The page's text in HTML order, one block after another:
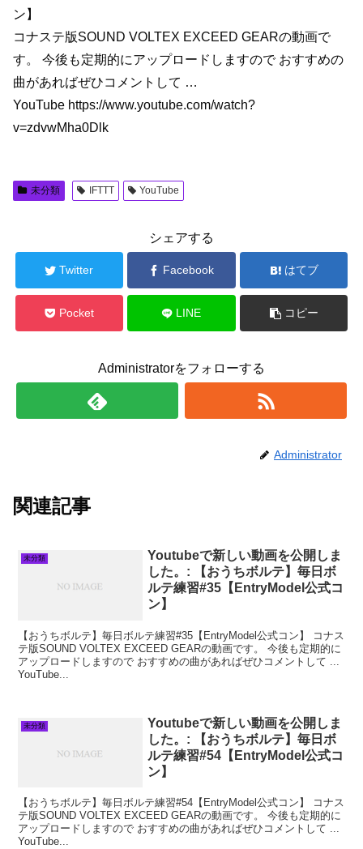
ン】
コナステ版SOUND VOLTEX EXCEED GEARの動画で
す。 今後も定期的にアップロードしますので おすすめの
曲があればぜひコメントして …
YouTube https://www.youtube.com/watch?
v=zdvwMha0Dlk
未分類 IFTTT YouTube
シェアする
Twitter Facebook はてブ
Pocket LINE コピー
Administratorをフォローする
Administrator
関連記事
未分類
Youtubeで新しい動画を公開しま
した。: 【おうちボルテ】毎日ボ
ルテ練習#35【EntryModel公式コ
ン】
【おうちボルテ】毎日ボルテ練習#35【EntryModel公式コン】 コナス
テ版SOUND VOLTEX EXCEED GEARの動画です。 今後も定期的に
アップロードしますので おすすめの曲があればぜひコメントして ...
YouTube...
未分類
Youtubeで新しい動画を公開しま
した。: 【おうちボルテ】毎日ボ
ルテ練習#54【EntryModel公式コ
ン】
【おうちボルテ】毎日ボルテ練習#54【EntryModel公式コン】 コナス
テ版SOUND VOLTEX EXCEED GEARの動画です。 今後も定期的に
アップロードしますので おすすめの曲があればぜひコメントして ...
YouTube...